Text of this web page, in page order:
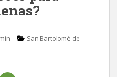
San Bartolomé de